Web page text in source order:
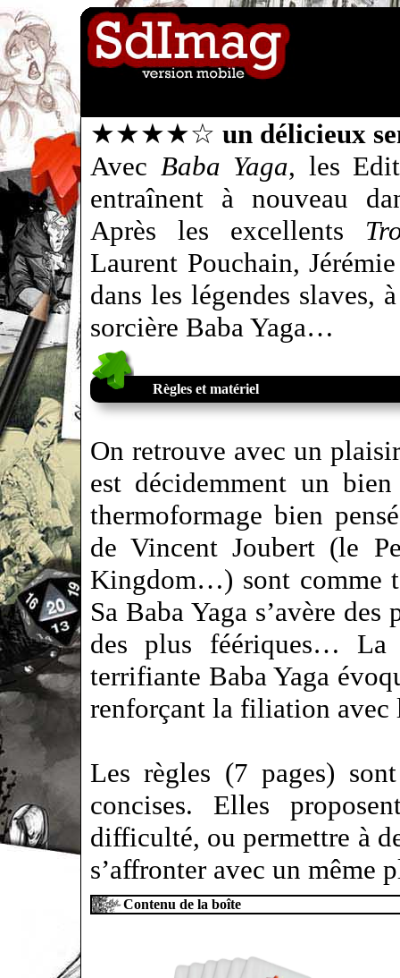
★★★★☆ un délicieux
Avec Baba Yaga, les
entraînent à nouveau
Après les excellents
Laurent Pouchain,
dans les légendes slaves,
sorcière Baba Yaga…
Règles et matériel
On retrouve avec un
est décidemment un
thermoformage bien
de Vincent Joubert (le
Kingdom…) sont comme
Sa Baba Yaga s’avère
des plus féériques…
terrifiante Baba Yaga
renforçant la filiation
Les règles (7 pages)
concises. Elles
difficulté, ou permettre à
s’affronter avec un même
Contenu de la boîte